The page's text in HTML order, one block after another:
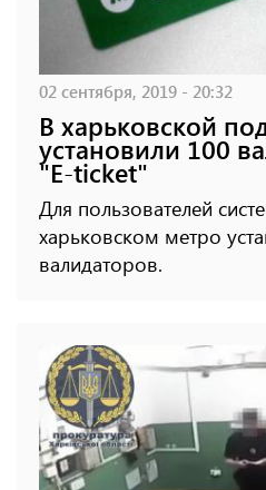
02 сентября, 2019 - 20:32
В харьковской
установили 100
"E-ticket"
Для пользователей
харьковском метро
валидаторов.